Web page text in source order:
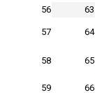
56
63
57 64
58 65
59 66